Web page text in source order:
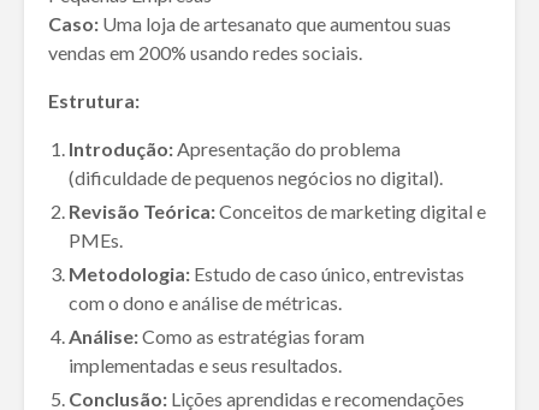
Caso: Uma loja de artesanato que aumentou suas
vendas em 200% usando redes sociais.
Estrutura:
Introdução:Apresentação do problema
(dificuldade de pequenos negócios no digital).
Revisão Teórica:Conceitos de marketing digital e
PMEs.
Metodologia: Estudo de caso único, entrevistas
com o dono e análise de métricas.
Análise:Como as estratégias foram
implementadas e seus resultados.
Conclusão: Lições aprendidas e recomendações